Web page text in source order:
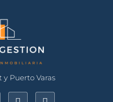
Puerto Varas